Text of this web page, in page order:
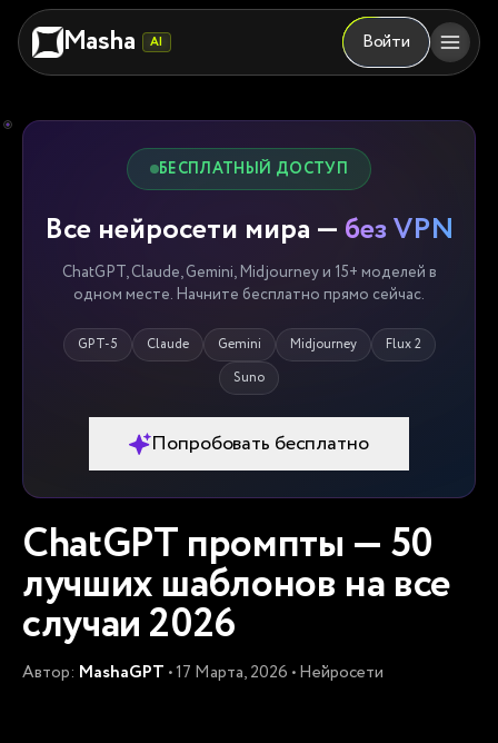
Masha AI Войти
БЕСПЛАТНЫЙ ДОСТУП
Все нейросети мира — без VPN
ChatGPT, Claude, Gemini, Midjourney и 15+ моделей в
одном месте. Начните бесплатно прямо сейчас.
GPT-5 Claude Gemini Midjourney
Flux 2
Suno
Попробовать бесплатно
ChatGPT промпты — 50
лучших шаблонов на все
случаи 2026
Автор: MashaGPT • 17 Марта, 2026 • Нейросети